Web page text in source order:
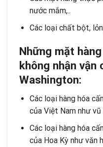
nước mắm,..
Các loại chất bột,
Những mặt
không nhận vận
Washington:
Các loại hàng hóa
của Việt Nam như
Các loại hàng hóa
của Hoa Kỳ như văn